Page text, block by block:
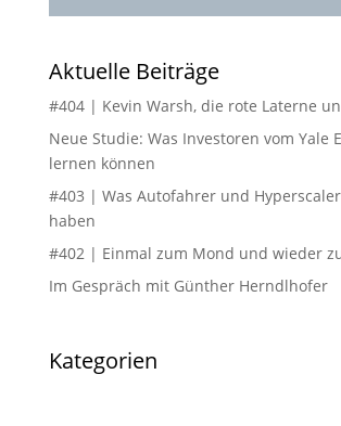
Aktuelle Beiträge
#404 | Kevin Warsh, die rote Laterne
Neue Studie: Was Investoren vom Yale
lernen können
#403 | Was Autofahrer und
haben
#402 | Einmal zum Mond und wieder
Im Gespräch mit Günther Herndlhofer
Kategorien